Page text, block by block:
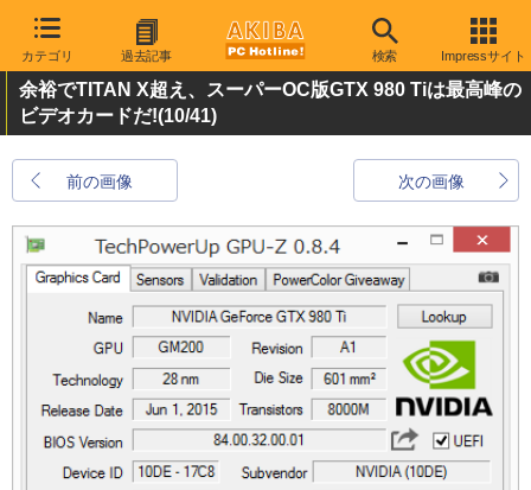
カテゴリ 過去記事 検索 Impressサイト
余裕でTITAN X超え、スーパーOC版GTX 980 Tiは最高峰の
ビデオカードだ!(10/41)
前の画像 次の画像